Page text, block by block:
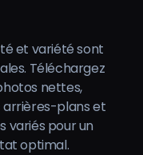
et variété sont
Téléchargez
nettes,
arrières-plans et
variés pour un
optimal.